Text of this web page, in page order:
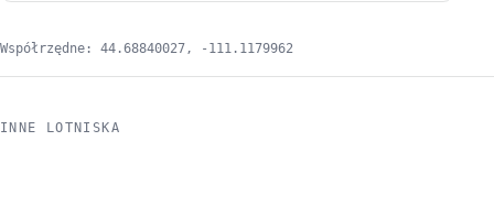
Współrzędne: 44.68840027, -111.1179962
INNE LOTNISKA